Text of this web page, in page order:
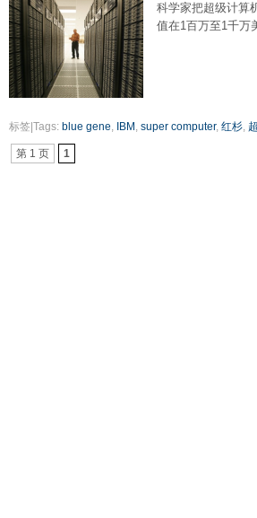
科学家把超级计算
值在1百万至1千万
标签|Tags: blue gene, IBM , super computer, 红杉,
第 1 页 1